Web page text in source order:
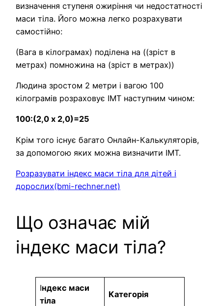
визначення ступеня ожиріння чи недостатності
маси тіла. Його можна легко розрахувати
самостійно:
(Вага в кілограмах) поділена на ((зріст в
метрах) помножина на (зріст в метрах))
Людина зростом 2 метри і вагою 100
кілограмів розраховує ІМТ наступним чином:
100:(2,0 х 2,0)=25
Крім того існує багато Онлайн-Калькуляторів,
за допомогою яких можна визначити ІМТ.
Розразувати індекс маси тіла для дітей і
дорослих(bmi-rechner.net)
Що означає мій
індекс маси тіла?
Індекс маси
тіла
Категорія